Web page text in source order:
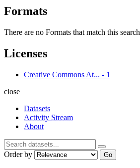
Formats
There are no Formats that match this search
Licenses
Creative Commons At... - 1
close
Datasets
Activity Stream
About
Order by Go